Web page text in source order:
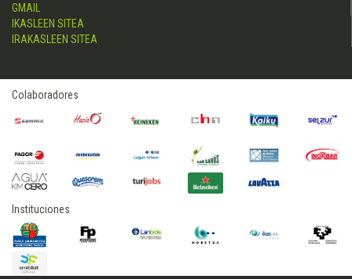
GMAIL
IKASLEEN SITEA
IRAKASLEEN SITEA
Colaboradores
Instituciones